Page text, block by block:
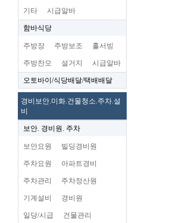
기타 시급알바
함바식당
주방장 주방보조 홀서빙
주방찬모 설거지 시급알바
오토바이/식당배달/택배배달
경비보안.미화.건물청소.주차.설
비
보안. 경비원. 주차
보안요원 빌딩경비원
주차요원 아파트경비
주차관리 주차정산원
기계설비 경비원
일당/시급 건물관리